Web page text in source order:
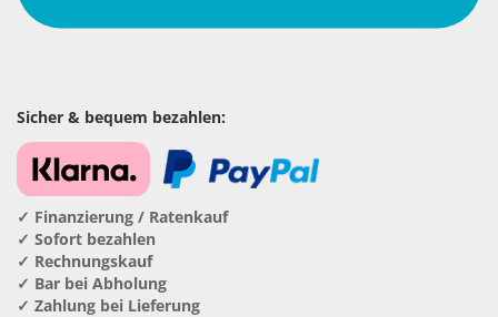
Sicher & bequem bezahlen:
✓ Finanzierung / Ratenkauf
✓ Sofort bezahlen
✓ Rechnungskauf
✓ Bar bei Abholung
✓ Zahlung bei Lieferung